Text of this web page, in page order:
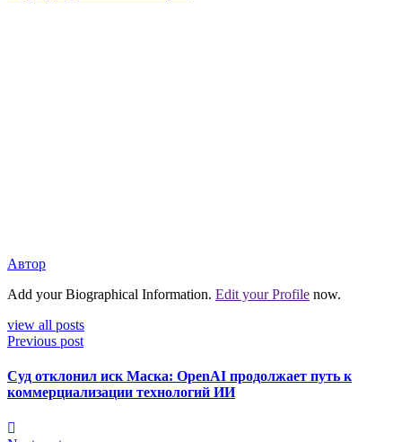
Автор
Add your Biographical Information. Edit your Profile now.
view all posts
Previous post
Суд отклонил иск Маска: OpenAI продолжает путь к
коммерциализации технологий ИИ